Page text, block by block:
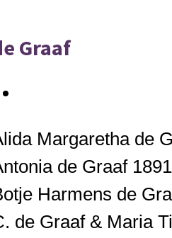
Graaf
Margaretha de
de Graaf
Harmens de
de Graaf & Maria